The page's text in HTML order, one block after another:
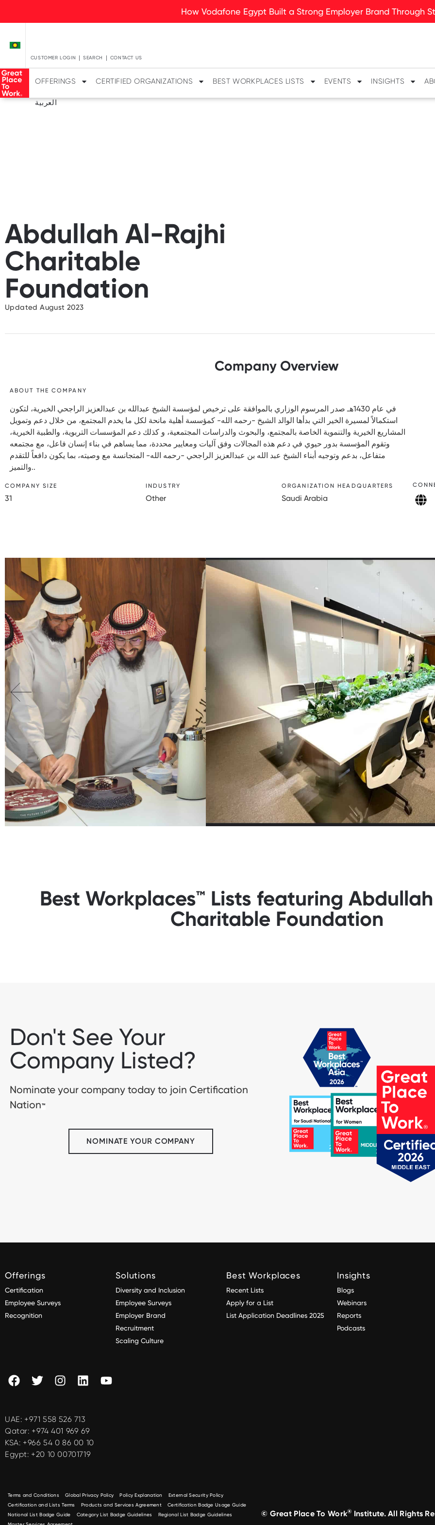
How Vodafone Egypt Built a Strong Employer Brand Through
CUSTOMER LOGIN SEARCH CONTACT US
OFFERINGS CERTIFIED ORGANIZATIONS BEST WORKPLACES LISTS EVENTS INSIGHTS
العربية
Abdullah Al-Rajhi
Charitable
Foundation
Updated August 2023
Company Overview
ABOUT THE COMPANY
في عام 1430هـ صدر المرسوم الوزاري بالموافقة على ترخيص لمؤسسة الشيخ عبدالله بن عبدالعزيز الراجحي الخيرية، لتكون
استكمالاً لمسيرة الخير التي بدأها الوالد الشيخ -رحمه الله- كمؤسسة أهلية مانحة لكل ما يخدم المجتمع، من خلال دعم وتمويل
المشاريع الخيرية والتنموية الخاصة بالمجتمع، والبحوث والدراسات المجتمعية، و كذلك دعم المؤسسات التربوية، والطبية الخيرية،
وتقوم المؤسسة بدور حيوي في دعم هذه المجالات وفق آليات ومعايير محددة، مما يساهم في بناء إنسان فاعل، مع مجتمعه
متفاعل، بدعم وتوجيه أبناء الشيخ عبد الله بن عبدالعزيز الراجحي -رحمه الله- المتجانسة مع وصيته، بما يكون دافعاً للتقدم
والتميز..
COMPANY SIZE
31
INDUSTRY
Other
ORGANIZATION HEADQUARTERS
Saudi Arabia
Best Workplaces™ Lists featuring
Charitable Foundation
Don't See Your
Company Listed?
Nominate your company today to join Certification
Nation™
NOMINATE YOUR COMPANY
Offerings
Certification
Employee Surveys
Recognition
Solutions
Diversity and Inclusion
Employee Surveys
Employer Brand
Recruitment
Scaling Culture
Best Workplaces
Recent Lists
Apply for a List
List Application Deadlines 2025
Insights
Blogs
Webinars
Reports
Podcasts
UAE: +971 558 526 713
Qatar: +974 401 969 69
KSA: +966 54 0 86 00 10
Egypt: +20 10 00701719
Terms and Conditions Global Privacy Policy Policy Explanation
External Security Policy
Certification and Lists Terms
Products and Services Agreement
Certification Badge Usage Guide
National List Badge Guide
Category List Badge Guidelines
Regional List Badge Guidelines
© Great Place To Work® Institute. All Rights